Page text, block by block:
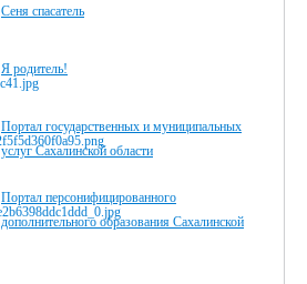
Сеня спасатель
Я родитель!
Портал государственных и муниципальных
услуг Сахалинской области
Портал персонифицированного
дополнительного образования Сахалинской